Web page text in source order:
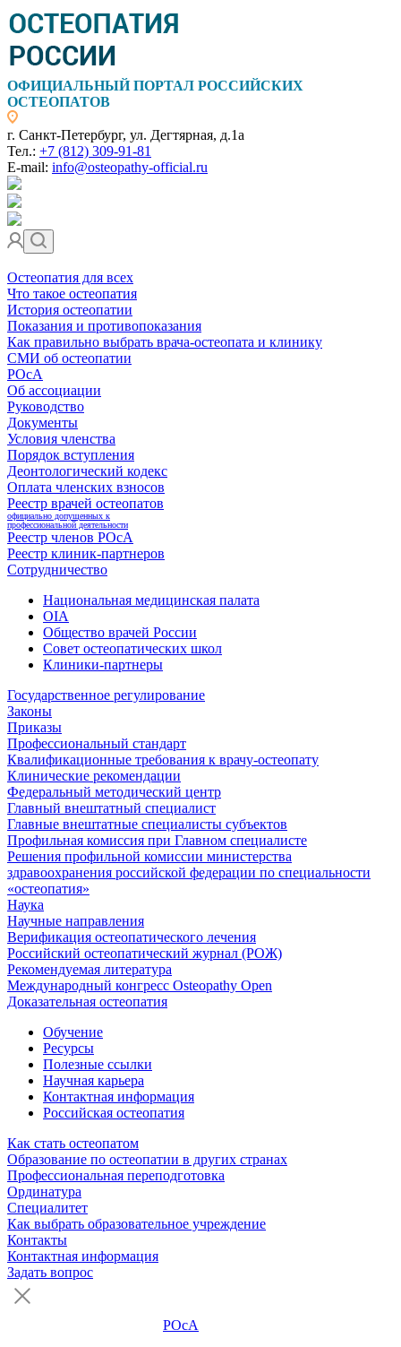
ОФИЦИАЛЬНЫЙ ПОРТАЛ РОССИЙСКИХ
ОСТЕОПАТОВ
г. Санкт-Петербург, ул. Дегтярная, д.1а
Тел.: +7 (812) 309-91-81
E-mail: info@osteopathy-official.ru
Остеопатия для всех
Что такое остеопатия
История остеопатии
Показания и противопоказания
Как правильно выбрать врача-остеопата и клинику
СМИ об остеопатии
РОсА
Об ассоциации
Руководство
Документы
Условия членства
Порядок вступления
Деонтологический кодекс
Оплата членских взносов
Реестр врачей остеопатов
официально допущенных к
профессиональной деятельности
Реестр членов РОсА
Реестр клиник-партнеров
Сотрудничество
Национальная медицинская палата
OIA
Общество врачей России
Совет остеопатических школ
Клиники-партнеры
Государственное регулирование
Законы
Приказы
Профессиональный стандарт
Квалификационные требования к врачу-остеопату
Клинические рекомендации
Федеральный методический центр
Главный внештатный специалист
Главные внештатные специалисты субъектов
Профильная комиссия при Главном специалисте
Решения профильной комиссии министерства
здравоохранения российской федерации по специальности
«остеопатия»
Наука
Научные направления
Верификация остеопатического лечения
Российский остеопатический журнал (РОЖ)
Рекомендуемая литература
Международный конгресс Osteopathy Open
Доказательная остеопатия
Обучение
Ресурсы
Полезные ссылки
Научная карьера
Контактная информация
Российская остеопатия
Как стать остеопатом
Образование по остеопатии в других странах
Профессиональная переподготовка
Ординатура
Специалитет
Как выбрать образовательное учреждение
Контакты
Контактная информация
Задать вопрос
РОсА